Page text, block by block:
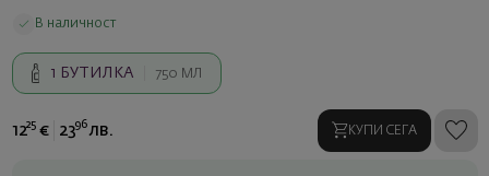
В наличност
1 БУТИЛКА 750 МЛ
1225 € 2396 лв. КУПИ СЕГА